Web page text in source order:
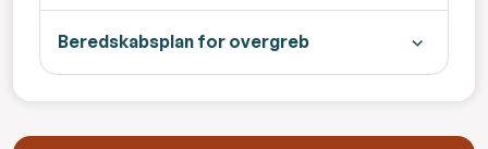
Beredskabsplan for overgreb